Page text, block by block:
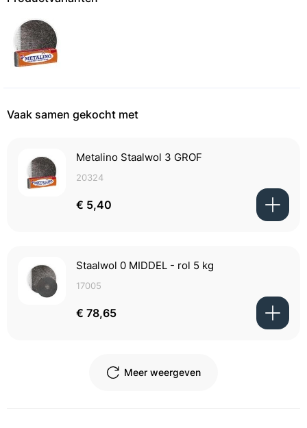
Vaak samen gekocht met
Metalino Staalwol 3 GROF
20324
€ 5,40
Staalwol 0 MIDDEL - rol 5 kg
17005
€ 78,65
Meer weergeven